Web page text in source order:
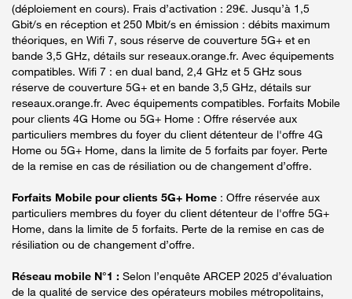
(déploiement en cours). Frais d’activation : 29€. Jusqu’à 1,5
Gbit/s en réception et 250 Mbit/s en émission : débits maximum
théoriques, en Wifi 7, sous réserve de couverture 5G+ et en
bande 3,5 GHz, détails sur reseaux.orange.fr. Avec équipements
compatibles. Wifi 7 : en dual band, 2,4 GHz et 5 GHz sous
réserve de couverture 5G+ et en bande 3,5 GHz, détails sur
reseaux.orange.fr. Avec équipements compatibles. Forfaits Mobile
pour clients 4G Home ou 5G+ Home : Offre réservée aux
particuliers membres du foyer du client détenteur de l'offre 4G
Home ou 5G+ Home, dans la limite de 5 forfaits par foyer. Perte
de la remise en cas de résiliation ou de changement d’offre.
Forfaits Mobile pour clients 5G+ Home : Offre réservée aux
particuliers membres du foyer du client détenteur de l'offre 5G+
Home, dans la limite de 5 forfaits. Perte de la remise en cas de
résiliation ou de changement d’offre.
Réseau mobile N°1 : Selon l’enquête ARCEP 2025 d’évaluation
de la qualité de service des opérateurs mobiles métropolitains,